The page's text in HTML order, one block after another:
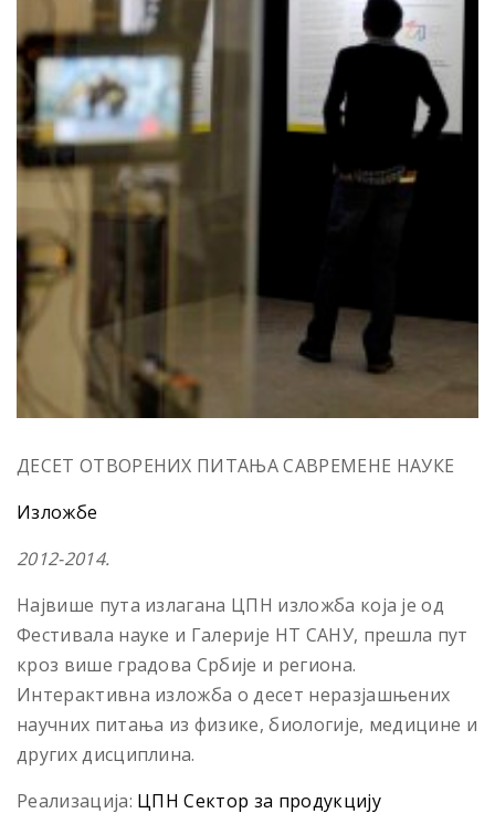
ДЕСЕТ ОТВОРЕНИХ ПИТАЊА САВРЕМЕНЕ НАУКЕ
Изложбе
2012-2014.
Највише пута излагана ЦПН изложба која је од
Фестивала науке и Галерије НТ САНУ, прешла пут
кроз више градова Србије и региона.
Интерактивна изложба о десет неразјашњених
научних питања из физике, биологије, медицине и
других дисциплина.
Реализација: ЦПН Сектор за продукцију